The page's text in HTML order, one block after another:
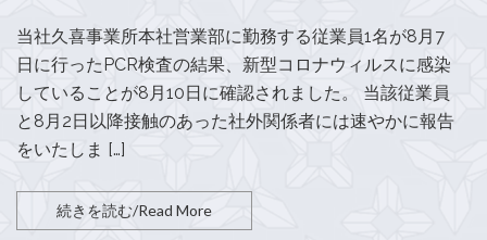
当社久喜事業所本社営業部に勤務する従業員1名が8月7
日に行ったPCR検査の結果、新型コロナウィルスに感染
していることが8月10日に確認されました。 当該従業員
と8月2日以降接触のあった社外関係者には速やかに報告
をいたしま […]
続きを読む/Read More